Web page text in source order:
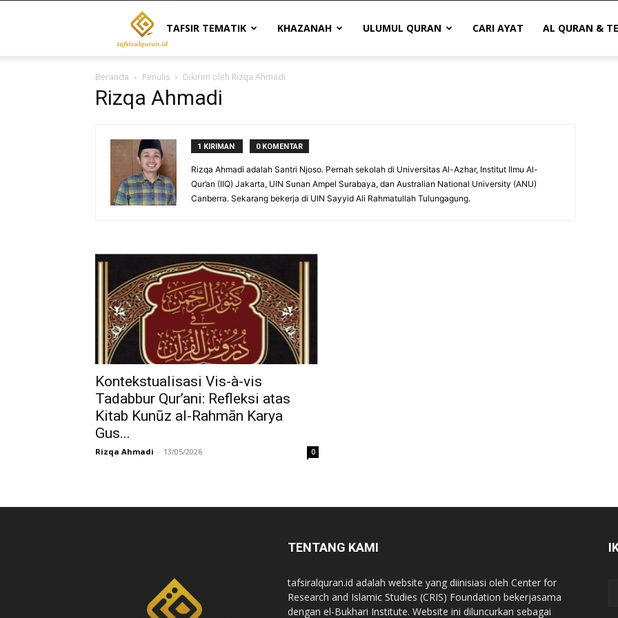
Tafsir
Al
Quran
|
Tafsir
di
Indonesia
TAFSIR TEMATIK KHAZANAH ULUMUL QURAN CARI AYAT AL QURAN &
Beranda Penulis Dikirim oleh Rizqa Ahmadi
Rizqa Ahmadi
1 KIRIMAN 0 KOMENTAR
Rizqa Ahmadi adalah Santri Njoso. Pernah sekolah di Universitas Al-Azhar, Institut Ilmu Al-
Qur’an (IIQ) Jakarta, UIN Sunan Ampel Surabaya, dan Australian National University (ANU)
Canberra. Sekarang bekerja di UIN Sayyid Ali Rahmatullah Tulungagung.
Kontekstualisasi Vis-à-vis
Tadabbur Qur’ani: Refleksi atas
Kitab Kunūz al-Rahmān Karya
Gus...
Rizqa Ahmadi - 13/05/2026 0
TENTANG KAMI
tafsiralquran.id adalah website yang diinisiasi oleh Center for
Research and Islamic Studies (CRIS) Foundation bekerjasama
dengan el-Bukhari Institute. Website ini diluncurkan sebagai